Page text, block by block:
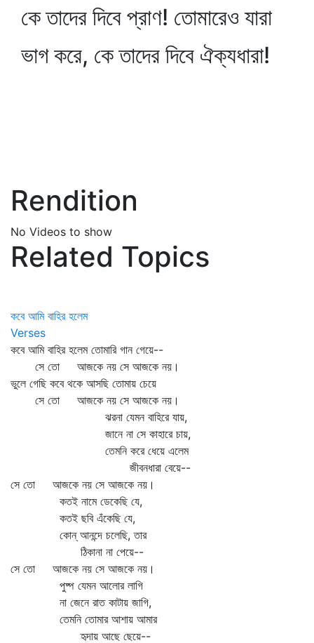
কে তাদের দিবে প্রাণ! তোমারেও যারা
ভাগ করে, কে তাদের দিবে ঐক্যধারা!
Rendition
No Videos to show
Related Topics
কবে আমি বাহির হলেম
Verses
কবে আমি বাহির হলেম তোমারি গান গেয়ে--
সে তো আজকে নয় সে আজকে নয়।
ভুলে গেছি কবে থকে আসছি তোমায় চেয়ে
সে তো আজকে নয় সে আজকে নয়।
ঝরনা যেমন বাহিরে যায়,
জানে না সে কাহারে চায়,
তেমনি করে ধেয়ে এলেম
জীবনধারা বেয়ে--
সে তো আজকে নয় সে আজকে নয়।
কতই নামে ডেকেছি যে,
কতই ছবি এঁকেছি যে,
কোন্‌ আনন্দে চলেছি, তার
ঠিকানা না পেয়ে--
সে তো আজকে নয় সে আজকে নয়।
পুষ্প যেমন আলোর লাগি
না জেনে রাত কাটায় জাগি,
তেমনি তোমার আশায় আমার
হৃদায় আছে ছেয়ে--